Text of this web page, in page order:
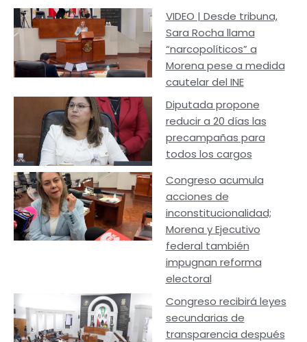
VIDEO | Desde tribuna,
Sara Rocha llama
“narcopolíticos” a
Morena pese a medida
cautelar del INE
Diputada propone
reducir a 20 días las
precampañas para
todos los cargos
Congreso acumula
acciones de
inconstitucionalidad;
Morena y Ejecutivo
federal también
impugnan reforma
electoral
Congreso recibirá leyes
secundarias de
transparencia después